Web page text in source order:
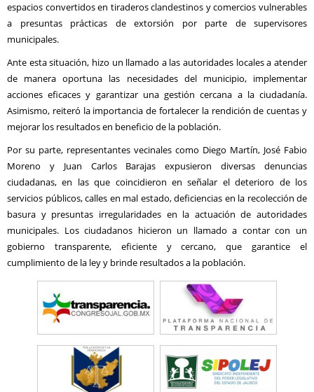
espacios convertidos en tiraderos clandestinos y comercios vulnerables
a presuntas prácticas de extorsión por parte de supervisores
municipales.
Ante esta situación, hizo un llamado a las autoridades locales a atender
de manera oportuna las necesidades del municipio, implementar
acciones eficaces y garantizar una gestión cercana a la ciudadanía.
Asimismo, reiteró la importancia de fortalecer la rendición de cuentas y
mejorar los resultados en beneficio de la población.
Por su parte, representantes vecinales como Diego Martín, José Fabio
Moreno y Juan Carlos Barajas expusieron diversas denuncias
ciudadanas, en las que coincidieron en señalar el deterioro de los
servicios públicos, calles en mal estado, deficiencias en la recolección de
basura y presuntas irregularidades en la actuación de autoridades
municipales. Los ciudadanos hicieron un llamado a contar con un
gobierno transparente, eficiente y cercano, que garantice el
cumplimiento de la ley y brinde resultados a la población.